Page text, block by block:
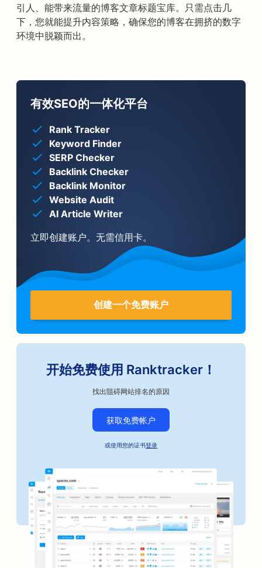
引人、能带来流量的博客文章标题宝库。只需点击几
下，您就能提升内容策略，确保您的博客在拥挤的数字
环境中脱颖而出。
有效SEO的一体化平台
Rank Tracker
Keyword Finder
SERP Checker
Backlink Checker
Backlink Monitor
Website Audit
AI Article Writer
立即创建账户。无需信用卡。
创建一个免费账户
开始免费使用 Ranktracker！
找出阻碍网站排名的原因
获取免费帐户
或使用您的证书登录